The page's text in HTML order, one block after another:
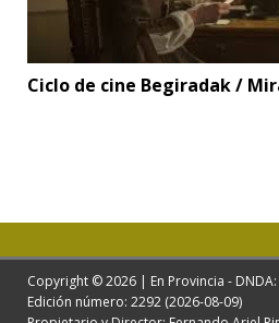
Ciclo de cine Begiradak /
Copyright © 2026 | En Provincia -
Edición número: 2292 (2026-08-09)